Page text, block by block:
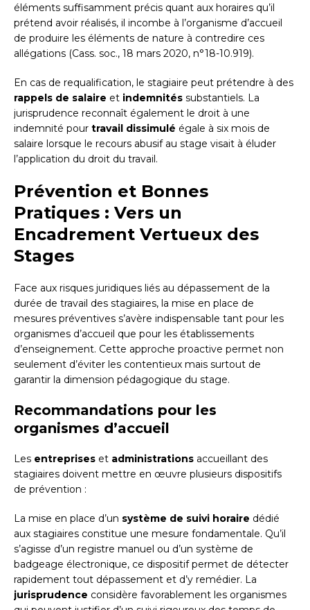
éléments suffisamment précis quant aux horaires qu’il
prétend avoir réalisés, il incombe à l’organisme d’accueil
de produire les éléments de nature à contredire ces
allégations (Cass. soc., 18 mars 2020, n°18-10.919).
En cas de requalification, le stagiaire peut prétendre à des
rappels de salaire et indemnités substantiels. La
jurisprudence reconnaît également le droit à une
indemnité pour travail dissimulé égale à six mois de
salaire lorsque le recours abusif au stage visait à éluder
l’application du droit du travail.
Prévention et Bonnes
Pratiques : Vers un
Encadrement Vertueux des
Stages
Face aux risques juridiques liés au dépassement de la
durée de travail des stagiaires, la mise en place de
mesures préventives s’avère indispensable tant pour les
organismes d’accueil que pour les établissements
d’enseignement. Cette approche proactive permet non
seulement d’éviter les contentieux mais surtout de
garantir la dimension pédagogique du stage.
Recommandations pour les
organismes d’accueil
Les entreprises et administrations accueillant des
stagiaires doivent mettre en œuvre plusieurs dispositifs
de prévention :
La mise en place d’un système de suivi horaire dédié
aux stagiaires constitue une mesure fondamentale. Qu’il
s’agisse d’un registre manuel ou d’un système de
badgeage électronique, ce dispositif permet de détecter
rapidement tout dépassement et d’y remédier. La
jurisprudence considère favorablement les organismes